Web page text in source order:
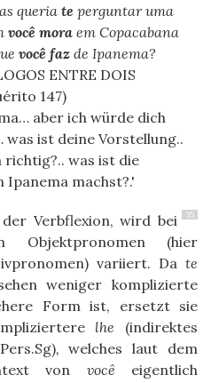
queria te perguntar uma
você mora em Copacabana
você faz de Ipanema?
ENTRE DOIS
147)
aber ich würde dich
ist deine Vorstellung..
richtig?.. was ist die
Ipanema machst?.
35
Verbflexion, wird bei
Objektpronomen (hier
variiert. Da te
weniger komplizierte
Form ist, ersetzt sie
lhe (indirektes
,welches laut dem
von você eigentlich